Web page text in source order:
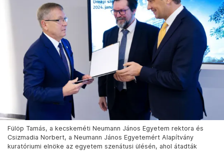
Fülöp Tamás, a kecskeméti Neumann János Egyetem rektora és
Csizmadia Norbert, a Neumann János Egyetemért Alapítvány
kuratóriumi elnöke az egyetem szenátusi ülésén, ahol átadták